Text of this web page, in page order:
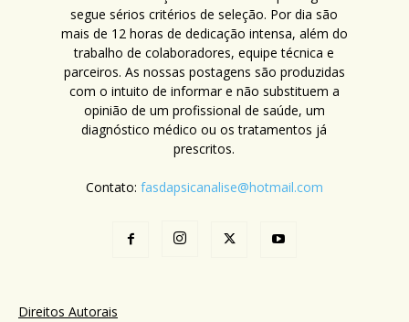
segue sérios critérios de seleção. Por dia são
mais de 12 horas de dedicação intensa, além do
trabalho de colaboradores, equipe técnica e
parceiros. As nossas postagens são produzidas
com o intuito de informar e não substituem a
opinião de um profissional de saúde, um
diagnóstico médico ou os tratamentos já
prescritos.
Contato: fasdapsicanalise@hotmail.com
Direitos Autorais